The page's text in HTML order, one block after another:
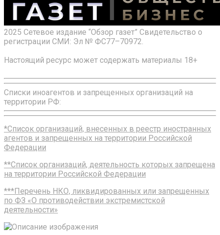
2025 Сетевое издание “Обзор газет” Свидетельство о
регистрации СМИ: Эл № ФС77–70972.
Настоящий ресурс может содержать материалы 18+
Списки иноагентов и запрещенных организаций на
территории РФ:
*Список организаций, внесенных в реестр иностранных
агентов и запрещенных на территории Российской
Федерации
**Список организаций, деятельность которых запрещена
на территории Российской Федерации
***Перечень НКО, ликвидированных или запрещенных
по ФЗ «О противодействии экстремистской
деятельности»